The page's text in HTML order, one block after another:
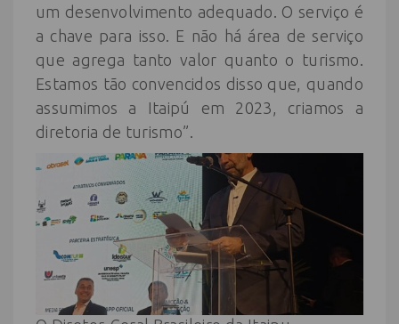
um desenvolvimento adequado. O serviço é
a chave para isso. E não há área de serviço
que agrega tanto valor quanto o turismo.
Estamos tão convencidos disso que, quando
assumimos a Itaipú em 2023, criamos a
diretoria de turismo”.